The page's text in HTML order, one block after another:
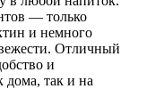
— только
и немного
Отличный
и
так и на